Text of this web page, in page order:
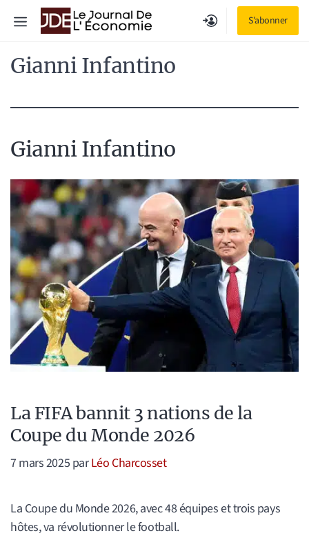
S'abonner
Menu
Gianni Infantino
Gianni Infantino
La FIFA bannit 3 nations de la
Coupe du Monde 2026
7 mars 2025 parLéo Charcosset
La Coupe du Monde 2026, avec 48 équipes et trois pays
hôtes, va révolutionner le football.